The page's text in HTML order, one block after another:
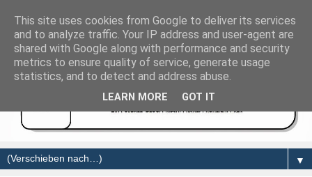
▼
This site uses cookies from Google to deliver its services
and to analyze traffic. Your IP address and user-agent are
shared with Google along with performance and security
metrics to ensure quality of service, generate usage
statistics, and to detect and address abuse.
LEARN MORE GOT IT